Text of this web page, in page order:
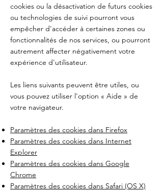
cookies ou la désactivation de futurs cookies
ou technologies de suivi pourront vous
empêcher d'accéder à certaines zones ou
fonctionnalités de nos services, ou pourront
autrement affecter négativement votre
expérience d'utilisateur.
Les liens suivants peuvent être utiles, ou
vous pouvez utiliser l'option « Aide » de
votre navigateur.
Paramètres des cookies dans Firefox
Paramètres des cookies dans Internet
Explorer
Paramètres des cookies dans Google
Chrome
Paramètres des cookies dans Safari (OS X)